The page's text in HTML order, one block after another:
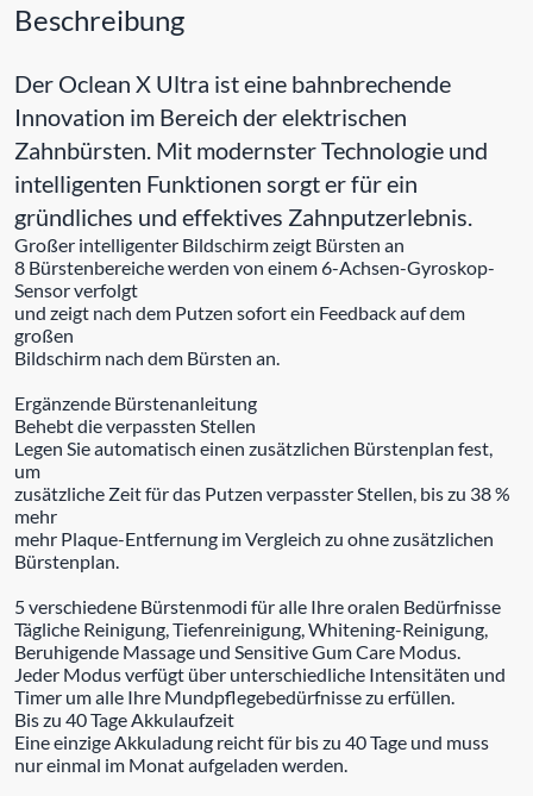
Beschreibung
Der Oclean X Ultra ist eine bahnbrechende
Innovation im Bereich der elektrischen
Zahnbürsten. Mit modernster Technologie und
intelligenten Funktionen sorgt er für ein
gründliches und effektives Zahnputzerlebnis.
Großer intelligenter Bildschirm zeigt Bürsten an
8 Bürstenbereiche werden von einem 6-Achsen-Gyroskop-
Sensor verfolgt
und zeigt nach dem Putzen sofort ein Feedback auf dem
großen
Bildschirm nach dem Bürsten an.
Ergänzende Bürstenanleitung
Behebt die verpassten Stellen
Legen Sie automatisch einen zusätzlichen Bürstenplan fest,
um
zusätzliche Zeit für das Putzen verpasster Stellen, bis zu 38 %
mehr
mehr Plaque-Entfernung im Vergleich zu ohne zusätzlichen
Bürstenplan.
5 verschiedene Bürstenmodi für alle Ihre oralen Bedürfnisse
Tägliche Reinigung, Tiefenreinigung, Whitening-Reinigung,
Beruhigende Massage und Sensitive Gum Care Modus.
Jeder Modus verfügt über unterschiedliche Intensitäten und
Timer um alle Ihre Mundpflegebedürfnisse zu erfüllen.
Bis zu 40 Tage Akkulaufzeit
Eine einzige Akkuladung reicht für bis zu 40 Tage und muss
nur einmal im Monat aufgeladen werden.